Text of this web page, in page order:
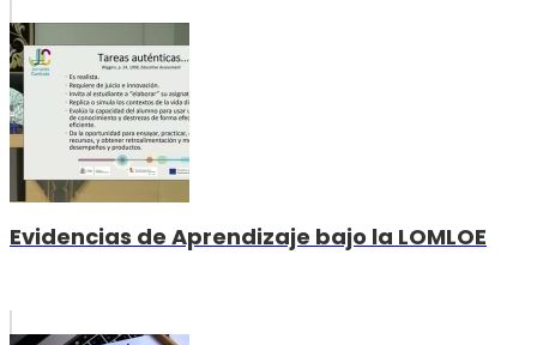
Evidencias de Aprendizaje bajo la LOMLOE